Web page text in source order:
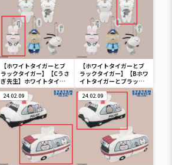
【ホワイトタイガーとブ
ラックタイガー】【Cうさ
ぎ先生】ホワイトタイガ
ーとブラックタイガー セ
リフ付きぬいぐるみ
【ホワイトタイガーとブ
ラックタイガー】【Bホワ
イトタイガーとブラック
タイガー】ホワイトタイ
ガーとブラックタイガー
セリフ付きぬいぐるみ
24.02.09 24.02.09